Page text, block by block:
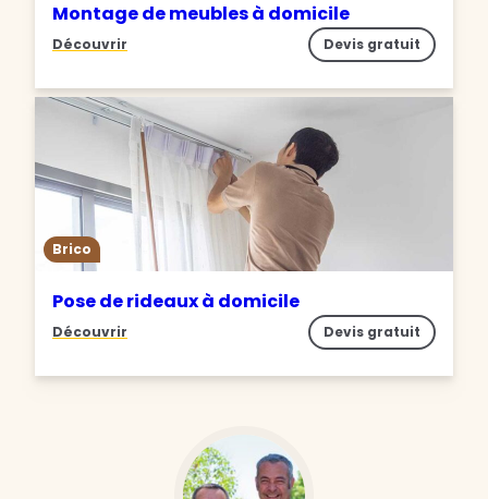
Montage de meubles à domicile
Découvrir Devis gratuit
Brico
Pose de rideaux à domicile
Découvrir Devis gratuit